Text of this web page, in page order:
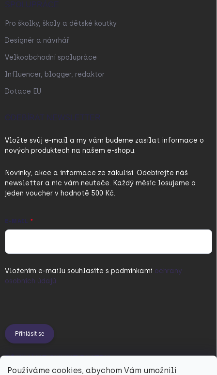
Používáme cookies, abychom Vám umožnili
SPOLUPRÁCE
Pro školky, školy a dětské koutky
Designér a návrhář
Velkoobchodní spolupráce
Influencer, blogger, redaktor
Dotace EU
ODEBÍRAT NEWSLETTER
Vložte svůj e-mail a my vám budeme zasílat informace o
nových produktech na našem e-shopu.
Novinky, akce a informace ze zákulisí. Odebírejte náš
newsletter a nic vám neuteče. Každý měsíc losujeme o
jeden voucher v hodnotě 500 Kč.
E-MAIL
Vložením e-mailu souhlasíte s podmínkami ochrany
osobních údajů
Přihlásit se
PŘIJÍMÁME ONLINE PLATBY